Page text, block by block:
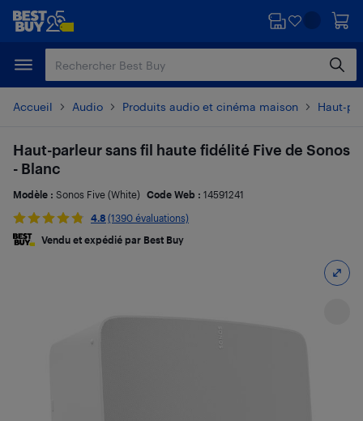
Passer
principal
Passer
Accueil Audio Produits audio et cinéma maison Haut-
Haut-parleur sans fil haute fidélité Five de Sonos
- Blanc
Modèle : Sonos Five (White) Code Web : 14591241
4.8 (1390 évaluations)
Vendu et expédié par Best Buy